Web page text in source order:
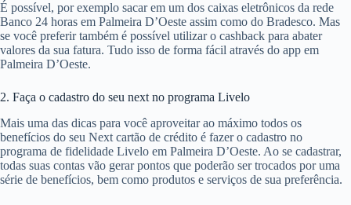
É possível, por exemplo sacar em um dos caixas eletrônicos da rede
Banco 24 horas em Palmeira D’Oeste assim como do Bradesco. Mas
se você preferir também é possível utilizar o cashback para abater
valores da sua fatura. Tudo isso de forma fácil através do app em
Palmeira D’Oeste.
2. Faça o cadastro do seu next no programa Livelo
Mais uma das dicas para você aproveitar ao máximo todos os
benefícios do seu Next cartão de crédito é fazer o cadastro no
programa de fidelidade Livelo em Palmeira D’Oeste. Ao se cadastrar,
todas suas contas vão gerar pontos que poderão ser trocados por uma
série de benefícios, bem como produtos e serviços de sua preferência.